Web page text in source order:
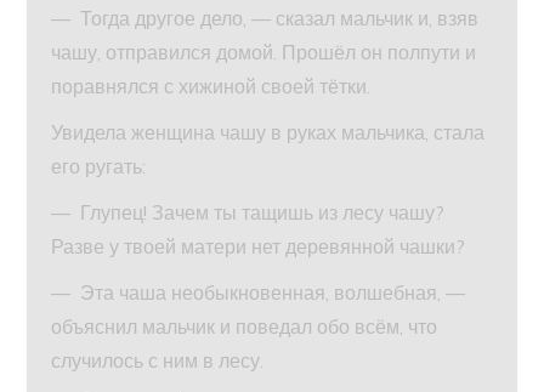
— Тогда другое дело, — сказал мальчик и, взяв
чашу, отправился домой. Прошёл он полпути и
поравнялся с хижиной своей тётки.
Увидела женщина чашу в руках мальчика, стала
его ругать:
— Глупец! Зачем ты тащишь из лесу чашу?
Разве у твоей матери нет деревянной чашки?
— Эта чаша необыкновенная, волшебная, —
объяснил мальчик и поведал обо всём, что
случилось с ним в лесу.